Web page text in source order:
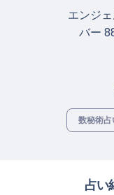
エンジ
バー
数秘術占
占い